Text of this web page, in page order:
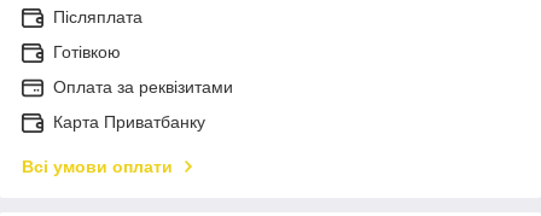
Післяплата
Готівкою
Оплата за реквізитами
Карта Приватбанку
Всі умови оплати